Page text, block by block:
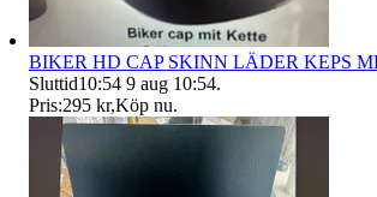
BIKER HD CAP SKINN LÄDER KEPS
Sluttid10:54 9 aug 10:54.
Pris:295 kr,Köp nu.